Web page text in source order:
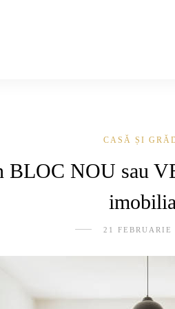
CASĂ ȘI
BLOC NOU sau
21 FEBRUARIE